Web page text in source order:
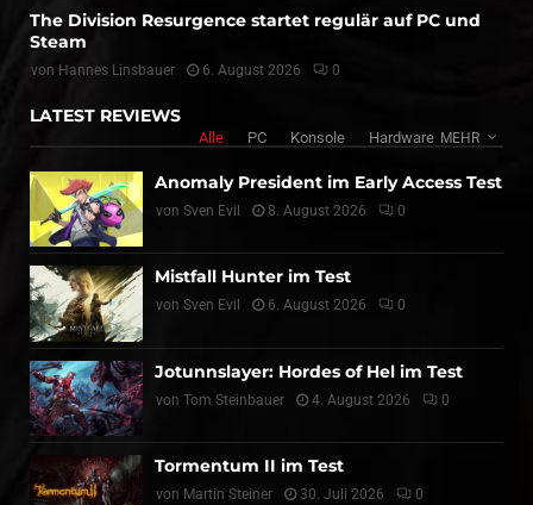
The Division Resurgence startet regulär auf PC und
Steam
von Hannes Linsbauer 6. August 2026 0
LATEST REVIEWS
Alle PC Konsole Hardware MEHR
Anomaly President im Early Access Test
von Sven Evil 8. August 2026 0
Mistfall Hunter im Test
von Sven Evil 6. August 2026 0
Jotunnslayer: Hordes of Hel im Test
von Tom Steinbauer 4. August 2026 0
Tormentum II im Test
von Martin Steiner 30. Juli 2026 0